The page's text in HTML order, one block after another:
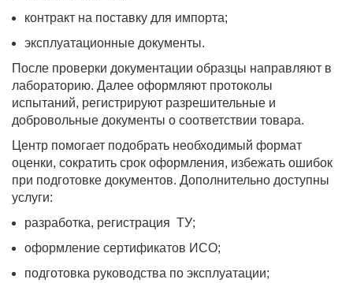
контракт на поставку для импорта;
эксплуатационные документы.
После проверки документации образцы направляют в
лабораторию. Далее оформляют протоколы
испытаний, регистрируют разрешительные и
добровольные документы о соответствии товара.
Центр помогает подобрать необходимый формат
оценки, сократить срок оформления, избежать ошибок
при подготовке документов. Дополнительно доступны
услуги:
разработка, регистрация ТУ;
оформление сертификатов ИСО;
подготовка руководства по эксплуатации;